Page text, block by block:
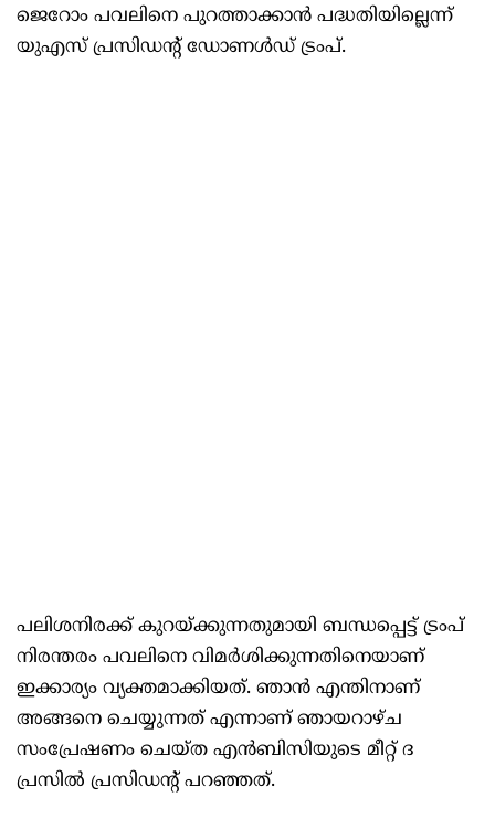
ജെറോം പവലിനെ പുറത്താക്കാൻ പദ്ധതിയില്ലെന്ന്
യുഎസ് പ്രസിഡന്‍റ് ഡോണൾഡ് ട്രംപ്.
പലിശനിരക്ക് കുറയ്ക്കുന്നതുമായി ബന്ധപ്പെട്ട് ട്രംപ്
നിരന്തരം പവലിനെ വിമർശിക്കുന്നതിനെയാണ്
ഇക്കാര്യം വ്യക്തമാക്കിയത്. ഞാൻ എന്തിനാണ്
അങ്ങനെ ചെയ്യുന്നത് എന്നാണ് ഞായറാഴ്ച
സംപ്രേഷണം ചെയ്ത എൻബിസിയുടെ മീറ്റ് ദ
പ്രസിൽ പ്രസിഡന്‍റ് പറഞ്ഞത്.